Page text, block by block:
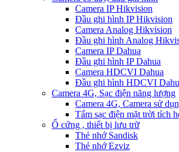
Camera IP Hikvision
Đầu ghi hình IP Hikvision
Camera Analog Hikvision
Đầu ghi hình Analog
Camera IP Dahua
Đầu ghi hình IP Dahua
Camera HDCVI Dahua
Đầu ghi hình HDCVI
Camera 4G, Sạc điện năng lượng
Camera 4G, Camera sử
Tấm sạc điện mặt trời tích
Ổ cứng , thiết bị lưu trữ
Thẻ nhớ Sandisk
Thẻ nhớ Ezviz